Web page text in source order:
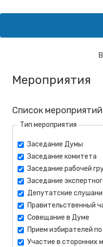
Мероприятия
Список мероприятий
Тип мероприятия
Заседание Думы
Заседание комитета
Заседание рабочей
Заседание
Депутатские
Правительственный
Совещание в Думе
Прием избирателей
Участие в сторонних